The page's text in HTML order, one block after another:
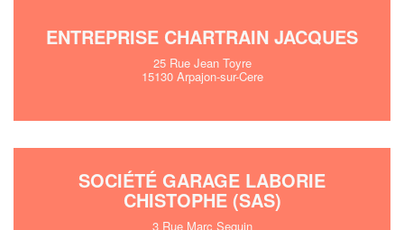
ENTREPRISE CHARTRAIN JACQUES
25 Rue Jean Toyre
15130 Arpajon-sur-Cere
SOCIÉTÉ GARAGE LABORIE
CHISTOPHE (SAS)
3 Rue Marc Seguin